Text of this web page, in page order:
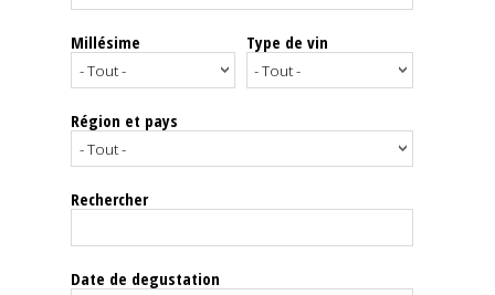
Spiritueux
Notes
dégustation
Le
magazine
Millésime Type de vin
Région et pays
Rechercher
Date de degustation